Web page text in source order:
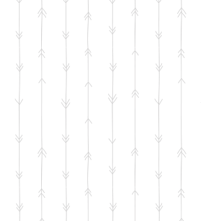
4 Beiträge
1 Beitrag
Beiträge
1 Beitrag
2 Beiträge